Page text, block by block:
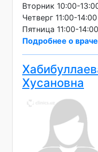
Вторник 10:00-
Четверг 11:00-14:00
Пятница 11:00-14:00
Подробнее о враче
Хусановна